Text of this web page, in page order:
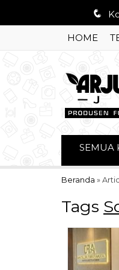
q
HOME
SEMUA
Beranda »
Tags